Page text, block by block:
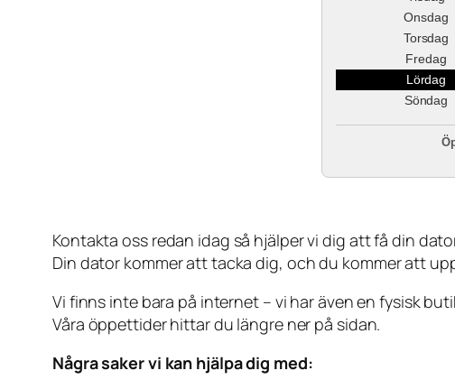
Onsdag
Torsdag
Fredag
Lördag
Söndag
Kontakta oss redan idag så hjälper vi dig att få din
Din dator kommer att tacka dig, och du kommer att
Vi finns inte bara på internet – vi har även en fysisk
Våra öppettider hittar du längre ner på sidan.
Några saker vi kan hjälpa dig med: